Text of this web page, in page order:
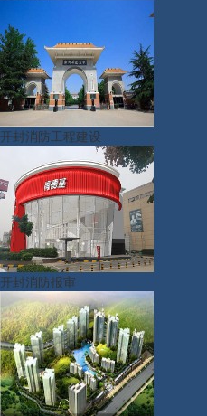
开封消防工程建设
开封消防报审